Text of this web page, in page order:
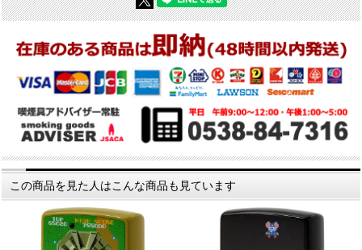
この商品を見た人はこんな商品も見ています